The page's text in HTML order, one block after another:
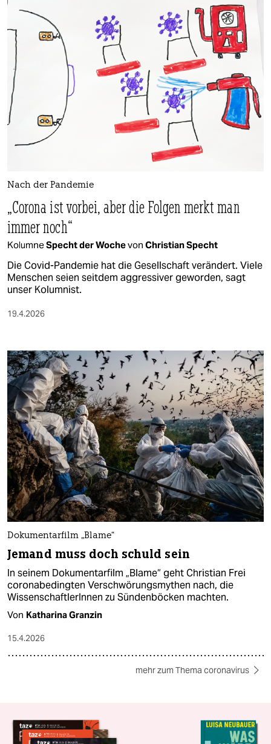
Nach der Pandemie
„Corona ist vorbei, aber die Folgen merkt man
immer noch“
KolumneSpecht der Wochevon Christian Specht
Die Covid-Pandemie hat die Gesellschaft verändert. Viele
Menschen seien seitdem aggressiver geworden, sagt
unser Kolumnist.
19.4.2026
Dokumentarfilm „Blame“
Jemand muss doch schuld sein
In seinem Dokumentarfilm „Blame“ geht Christian Frei
coronabedingten Verschwörungsmythen nach, die
WissenschaftlerInnen zu Sündenböcken machten.
Von Katharina Granzin
15.4.2026
mehr zum Thema coronavirus